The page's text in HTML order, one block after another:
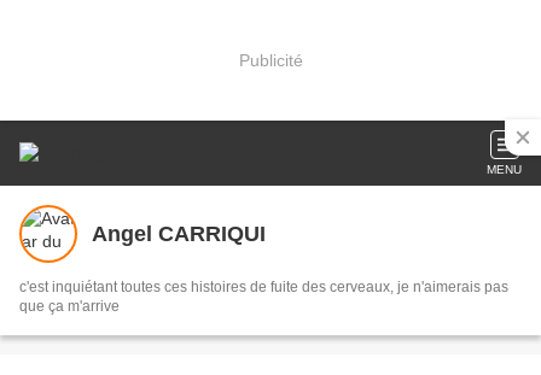
Publicité
MENU
Angel CARRIQUI
c'est inquiétant toutes ces histoires de fuite des cerveaux, je n'aimerais pas
que ça m'arrive